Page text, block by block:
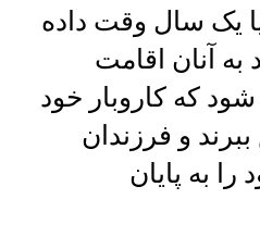
یک سال وقت داده
به آنان اقامت
که کاروبار خود
و فرزندان
به پایان